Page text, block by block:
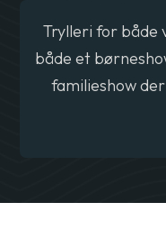
Trylleri for både
både et
familieshow